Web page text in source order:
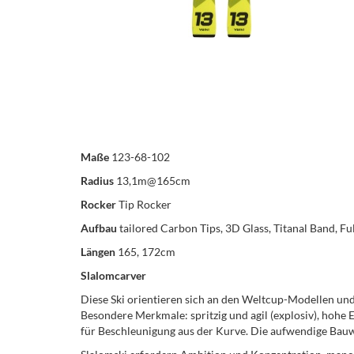
Maße 123-68-102
Radius 13,1m@165cm
RockerTip Rocker
Aufbau tailored Carbon Tips, 3D Glass, Titanal Band,
Längen 165, 172cm
Slalomcarver
Diese Ski orientieren sich an den Weltcup-Modellen
Besondere Merkmale: spritzig und agil (explosiv),
für Beschleunigung aus der Kurve. Die aufwendige